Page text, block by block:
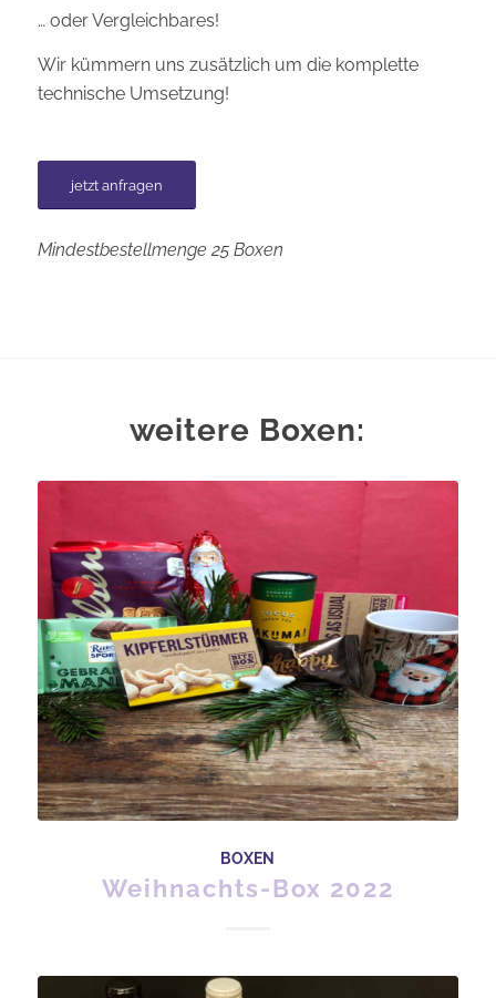
… oder Vergleichbares!
Wir kümmern uns zusätzlich um die komplette
technische Umsetzung!
jetzt anfragen
Mindestbestellmenge 25 Boxen
weitere Boxen:
BOXEN
Weihnachts-Box 2022